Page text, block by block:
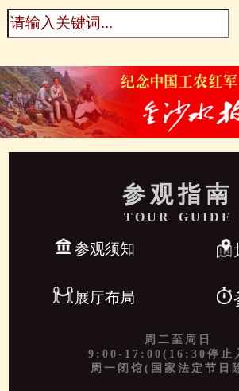
参观指南
TOUR GUIDE
参观须知
展厅布局
周二至周日
9:00-17:00(16:30停止
周一闭馆(国家法定节日